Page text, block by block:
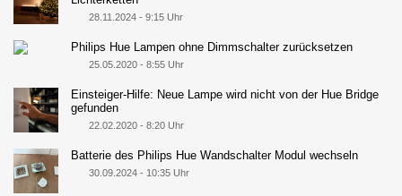
28.11.2024 - 9:15 Uhr
Philips Hue Lampen ohne Dimmschalter zurücksetzen
25.05.2020 - 8:55 Uhr
Einsteiger-Hilfe: Neue Lampe wird nicht von der Hue Bridge
gefunden
22.02.2020 - 8:20 Uhr
Batterie des Philips Hue Wandschalter Modul wechseln
30.09.2024 - 10:35 Uhr